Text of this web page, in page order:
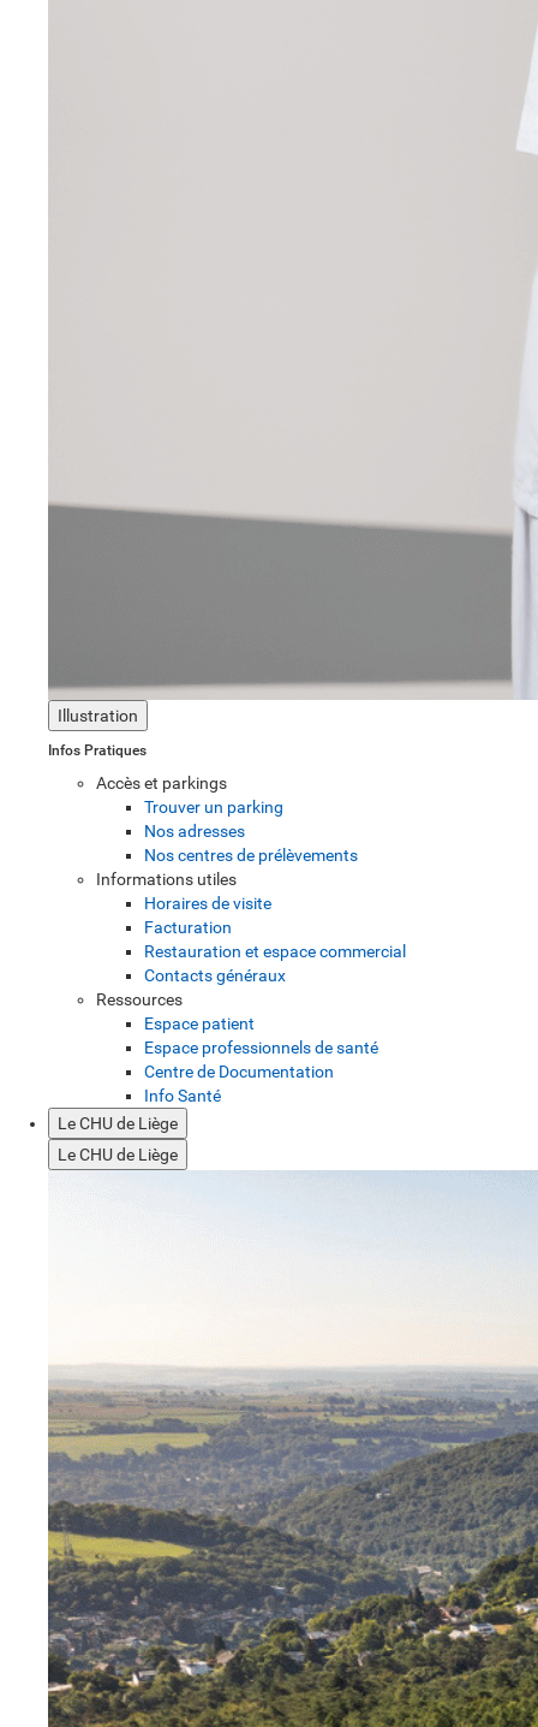
Illustration
Infos Pratiques
Accès et parkings
Trouver un parking
Nos adresses
Nos centres de prélèvements
Informations utiles
Horaires de visite
Facturation
Restauration et espace commercial
Contacts généraux
Ressources
Espace patient
Espace professionnels de santé
Centre de Documentation
Info Santé
Le CHU de Liège
Le CHU de Liège